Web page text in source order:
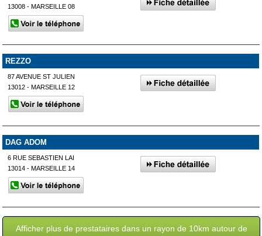
13008 - MARSEILLE 08
REZZO
87 AVENUE ST JULIEN
13012 - MARSEILLE 12
DAG ADOM
6 RUE SEBASTIEN LAI
13014 - MARSEILLE 14
Afficher plus de prestataires dans un rayon de 10km autour de